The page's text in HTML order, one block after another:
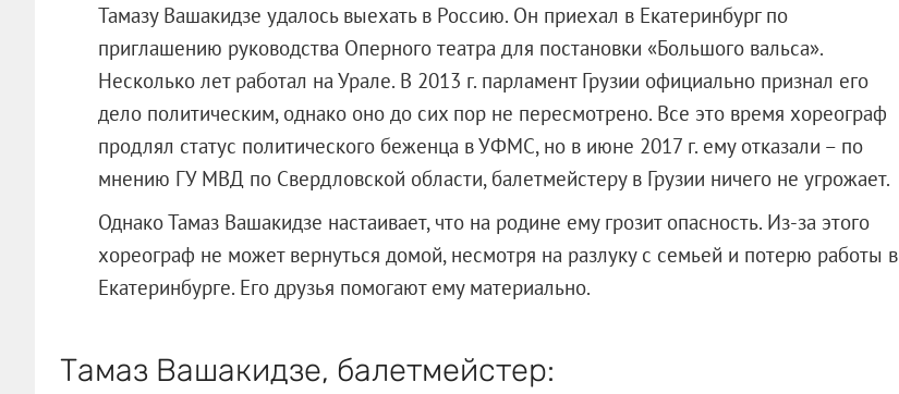
Тамазу Вашакидзе удалось выехать в Россию. Он приехал в Екатеринбург по
приглашению руководства Оперного театра для постановки «Большого вальса».
Несколько лет работал на Урале. В 2013 г. парламент Грузии официально признал его
дело политическим, однако оно до сих пор не пересмотрено. Все это время хореограф
продлял статус политического беженца в УФМС, но в июне 2017 г. ему отказали – по
мнению ГУ МВД по Свердловской области, балетмейстеру в Грузии ничего не угрожает.
Однако Тамаз Вашакидзе настаивает, что на родине ему грозит опасность. Из-за этого
хореограф не может вернуться домой, несмотря на разлуку с семьей и потерю работы в
Екатеринбурге. Его друзья помогают ему материально.
Тамаз Вашакидзе, балетмейстер: